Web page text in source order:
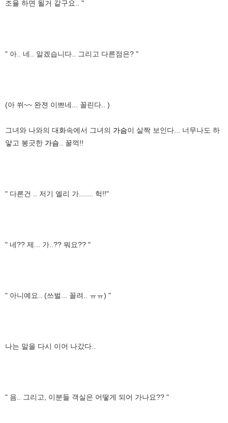
조율 하면 될거 같구요.. "
" 아.. 네.. 알겠습니다.. 그리고 다른점은? "
(아 쒸~~ 완젼 이쁘네... 꼴린다.. )
그녀와 나와의 대화속에서 그녀의 가슴이 살짝 보인다... 너무나도 하
얗고 봉긋한 가슴 .. 꿀꺽!!
" 다른건 .. 저기 엘리 가....... 헉!!"
" 네?? 제... 가..?? 뭐요?? "
" 아니예요.. (쓰벌... 꼴려.. ㅠㅠ) "
나는 말을 다시 이어 나갔다..
" 음.. 그리고, 이분들 객실은 어떻게 되어 가나요?? "